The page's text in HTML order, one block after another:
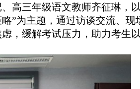
高三年级语文教师齐征琳，
”为主题，通过访谈交流、现
，缓解考试压力，助力考生